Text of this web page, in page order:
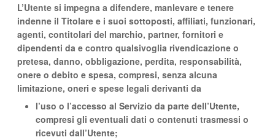
L’Utente si impegna a difendere, manlevare e tenere
indenne il Titolare e i suoi sottoposti, affiliati, funzionari,
agenti, contitolari del marchio, partner, fornitori e
dipendenti da e contro qualsivoglia rivendicazione o
pretesa, danno, obbligazione, perdita, responsabilità,
onere o debito e spesa, compresi, senza alcuna
limitazione, oneri e spese legali derivanti da
l’uso o l’accesso al Servizio da parte dell’Utente,
compresi gli eventuali dati o contenuti trasmessi o
ricevuti dall’Utente;